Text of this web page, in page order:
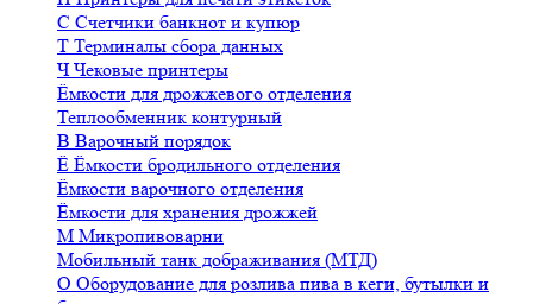
С Счетчики банкнот и купюр
Т Терминалы сбора данных
ЧЧековые принтеры
Ёмкости для дрожжевого отделения
Теплообменник контурный
В Варочный порядок
Ё Ёмкости бродильного отделения
Ёмкости варочного отделения
Ёмкости для хранения дрожжей
М Микропивоварни
Мобильный танк дображивания (МТД)
О Оборудование для розлива пива в кеги, бутылки и